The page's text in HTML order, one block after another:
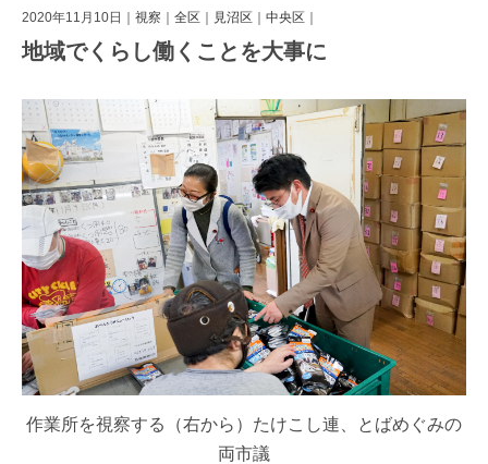
2020年11月10日｜ 視察 全区 見沼区 中央区
地域でくらし働くことを大事に
作業所を視察する（右から）たけこし連、とばめぐみの
両市議